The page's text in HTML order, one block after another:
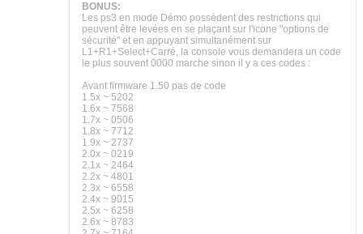
BONUS:
Les ps3 en mode Démo possèdent des restrictions qui
peuvent être levées en se plaçant sur l'icone "options de
sécurité" et en appuyant simultanément sur
L1+R1+Select+Carré, la console vous demandera un code
le plus souvent 0000 marche sinon il y a ces codes :
Avant firmware 1.50 pas de code
1.5x ~ 5202
1.6x ~ 7568
1.7x ~ 0506
1.8x ~ 7712
1.9x ~ 2737
2.0x ~ 0219
2.1x ~ 2464
2.2x ~ 4801
2.3x ~ 6558
2.4x ~ 9015
2.5x ~ 6258
2.6x ~ 8783